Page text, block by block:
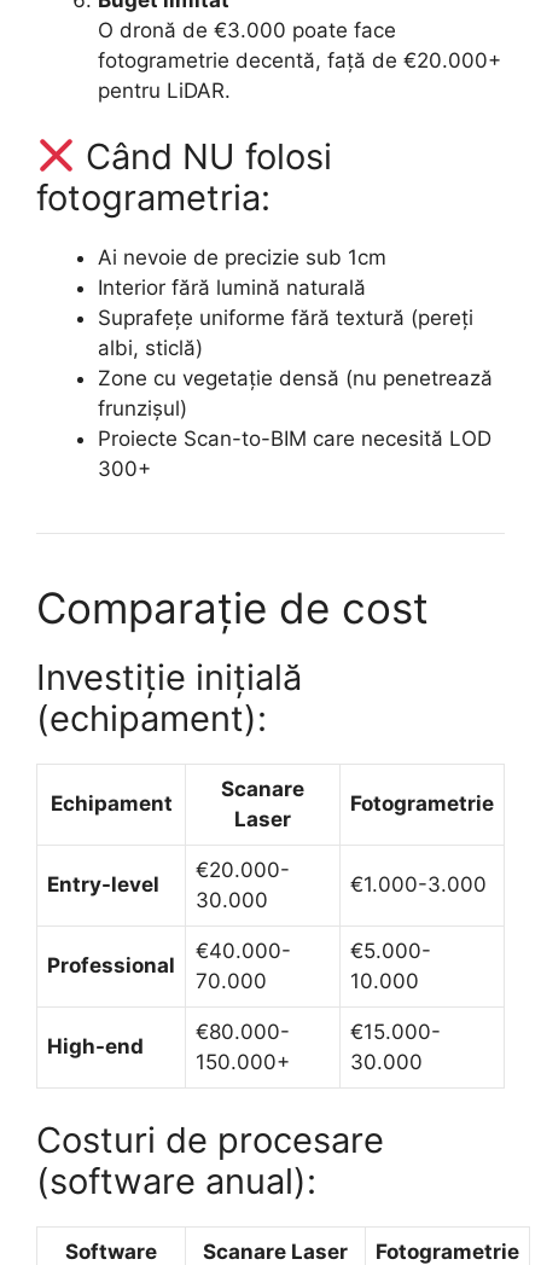
O dronă de €3.000 poate face
fotogrametrie decentă, față de €20.000+
pentru LiDAR.
Când NU folosi
fotogrametria:
Ai nevoie de precizie sub 1cm
Interior fără lumină naturală
Suprafețe uniforme fără textură (pereți
albi, sticlă)
Zone cu vegetație densă (nu penetrează
frunzișul)
Proiecte Scan-to-BIM care necesită LOD
300+
Comparație de cost
Investiție inițială
(echipament):
Echipament
Scanare
Laser
Fotogrametrie
Entry-level
€20.000-
30.000
€1.000-3.000
Professional
€40.000-
70.000
€5.000-
10.000
High-end
€80.000-
150.000+
€15.000-
30.000
Costuri de procesare
(software anual):
Software Scanare Laser Fotogrametrie